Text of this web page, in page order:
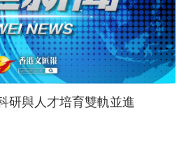
研與人才培育雙軌並進